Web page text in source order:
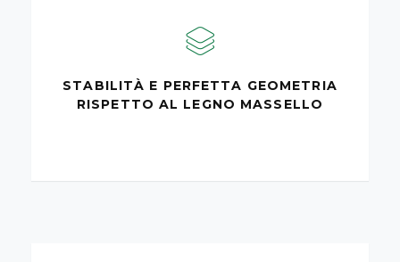
STABILITÀ E PERFETTA GEOMETRIA
RISPETTO AL LEGNO MASSELLO